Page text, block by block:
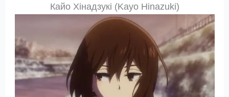
Кайо Хінадзукі (Kayo Hinazuki)